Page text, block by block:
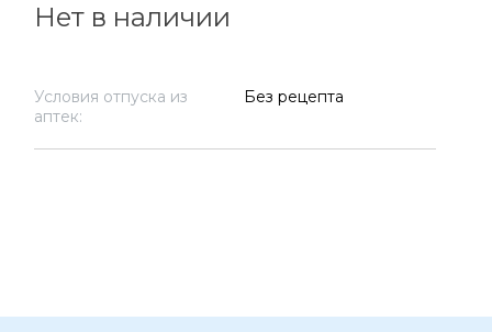
Нет в наличии
Условия отпуска из
аптек:
Без рецепта